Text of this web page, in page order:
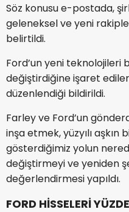
Söz konusu e-postada,
geleneksel ve yeni
belirtildi.
Ford’un yeni teknolojileri
değiştirdiğine işaret
düzenlendiği bildirildi.
Farley ve Ford’un
inşa etmek, yüzyılı
gösterdiğimiz yolun
değiştirmeyi ve yeniden
değerlendirmesi yapıldı.
FORD HİSSELERİ